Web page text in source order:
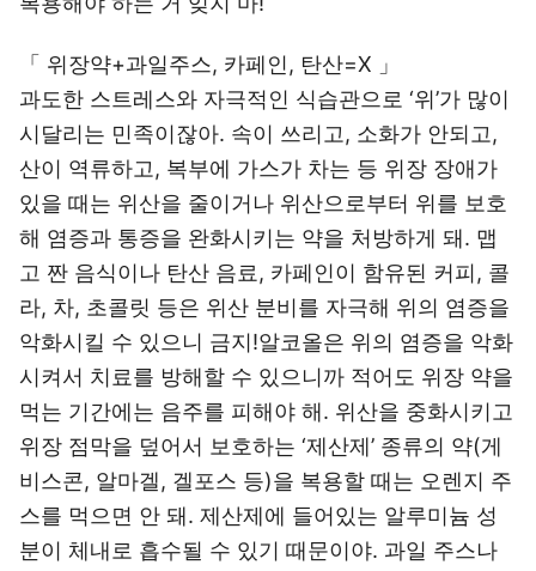
「 위장약+과일주스, 카페인, 탄산=Χ 」
과도한 스트레스와 자극적인 식습관으로 ‘위’가 많이
시달리는 민족이잖아. 속이 쓰리고, 소화가 안되고,
산이 역류하고, 복부에 가스가 차는 등 위장 장애가
있을 때는 위산을 줄이거나 위산으로부터 위를 보호
해 염증과 통증을 완화시키는 약을 처방하게 돼. 맵
고 짠 음식이나 탄산 음료, 카페인이 함유된 커피, 콜
라, 차, 초콜릿 등은 위산 분비를 자극해 위의 염증을
악화시킬 수 있으니 금지!알코올은 위의 염증을 악화
시켜서 치료를 방해할 수 있으니까 적어도 위장 약을
먹는 기간에는 음주를 피해야 해. 위산을 중화시키고
위장 점막을 덮어서 보호하는 ‘제산제’ 종류의 약(게
비스콘, 알마겔, 겔포스 등)을 복용할 때는 오렌지 주
스를 먹으면 안 돼. 제산제에 들어있는 알루미늄 성
분이 체내로 흡수될 수 있기 때문이야. 과일 주스나